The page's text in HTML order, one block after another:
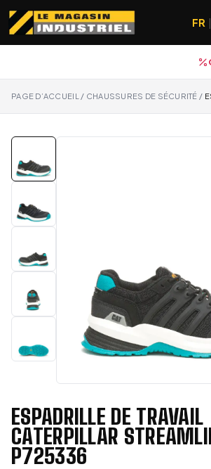
FR |
PAGE D’ACCUEIL / CHAUSSURES DE SÉCURITÉ /
ESPADRILLE DE TRAVAIL
CATERPILLAR
P725336